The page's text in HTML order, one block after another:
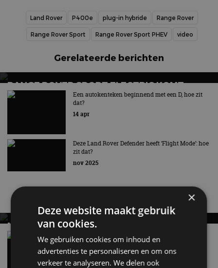
Land Rover P400e plug-in hybride Range Rover
Range Rover Sport Range Rover Sport PHEV video
Gerelateerde berichten
RANGE ROVER SPORT ELECTRIC KOMT
LATER IN 2026: TWEEDE ELEKTRISCHE SUV
VAN HET MERK
Tweede volledig elektrische SUV van het Britse merk
Een autokenteken beginnend met een D, hoe zit
dat?
14 apr
Deze Land Rover Defender heeft ‘Flight Mode’: hoe
zit dat?
nov 2025
MET KORTING NAAR EV EXPERIENCE 2026?
AUTORAI REGELT HET!
EV Experience 2026 van 24 tot 26 september
Vergelijking: BMW iX3 vs Volvo EX60 – Welke
moet je hebben?
28 mei
×
Deze website maakt gebruik
van cookies.
We gebruiken cookies om inhoud en
advertenties te personaliseren en om ons
verkeer te analyseren. We delen ook